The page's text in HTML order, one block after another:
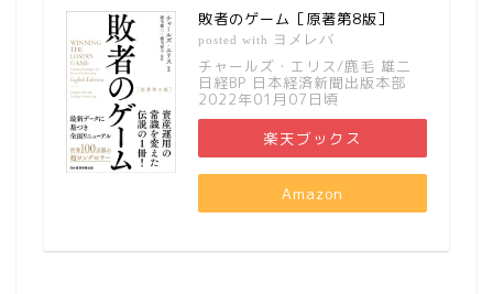
敗者のゲーム［原著第8版］
posted with ヨメレバ
チャールズ・エリス/鹿毛 雄二
日経BP 日本経済新聞出版本部
2022年01月07日頃
楽天ブックス
Amazon